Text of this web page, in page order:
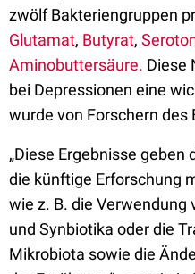
zwölf Bakteriengruppen
Glutamat, Butyrat,
Aminobuttersäure. Diese
bei Depressionen eine
wurde von Forschern des
„Diese Ergebnisse
die künftige Erforschung
wie z. B. die Verwendung
und Synbiotika oder die
Mikrobiota sowie die